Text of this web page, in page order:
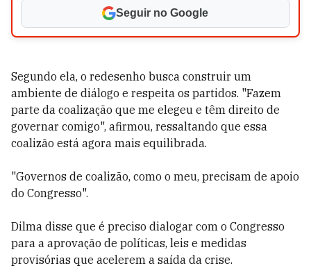
Seguir no Google
Segundo ela, o redesenho busca construir um
ambiente de diálogo e respeita os partidos. "Fazem
parte da coalização que me elegeu e têm direito de
governar comigo", afirmou, ressaltando que essa
coalizão está agora mais equilibrada.
"Governos de coalizão, como o meu, precisam de apoio
do Congresso".
Dilma disse que é preciso dialogar com o Congresso
para a aprovação de políticas, leis e medidas
provisórias que acelerem a saída da crise.